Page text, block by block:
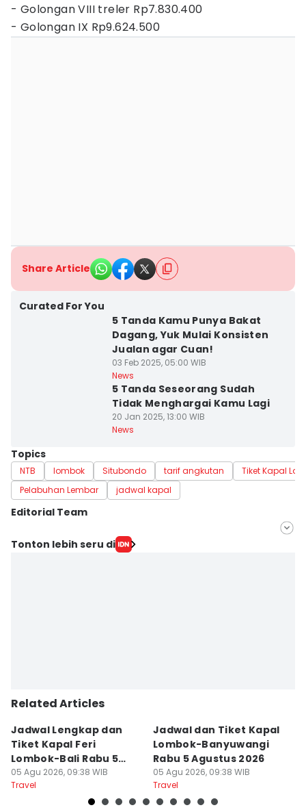
- Golongan VIII treler Rp7.830.400
- Golongan IX Rp9.624.500
Share Article
Curated For You
5 Tanda Kamu Punya Bakat
Dagang, Yuk Mulai Konsisten
Jualan agar Cuan!
03 Feb 2025, 05:00 WIB
News
5 Tanda Seseorang Sudah
Tidak Menghargai Kamu Lagi
20 Jan 2025, 13:00 WIB
News
Topics
NTB lombok Situbondo tarif angkutan
Tiket Kapal Laut
Pelabuhan Lembar
jadwal kapal
Editorial Team
Editor
Tonton lebih seru di
Related Articles
Jadwal Lengkap dan
Tiket Kapal Feri
Lombok-Bali Rabu 5
Agustus 2026
05 Agu 2026, 09:38 WIB
Travel
Jadwal dan Tiket Kapal
Lombok-Banyuwangi
Rabu 5 Agustus 2026
05 Agu 2026, 09:38 WIB
Travel